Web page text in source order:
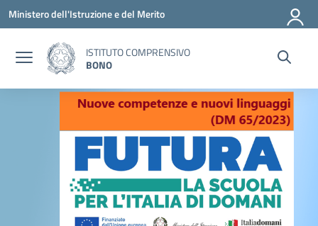
Vai ai contenuti
Vai al menu di navigazione
Vai al footer
Ministero dell'Istruzione e del Merito
ISTITUTO COMPRENSIVO
BONO